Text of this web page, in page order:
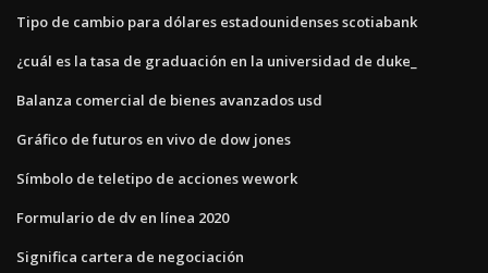
Tipo de cambio para dólares estadounidenses scotiabank
¿cuál es la tasa de graduación en la universidad de duke_
Balanza comercial de bienes avanzados usd
Gráfico de futuros en vivo de dow jones
Símbolo de teletipo de acciones wework
Formulario de dv en línea 2020
Significa cartera de negociación